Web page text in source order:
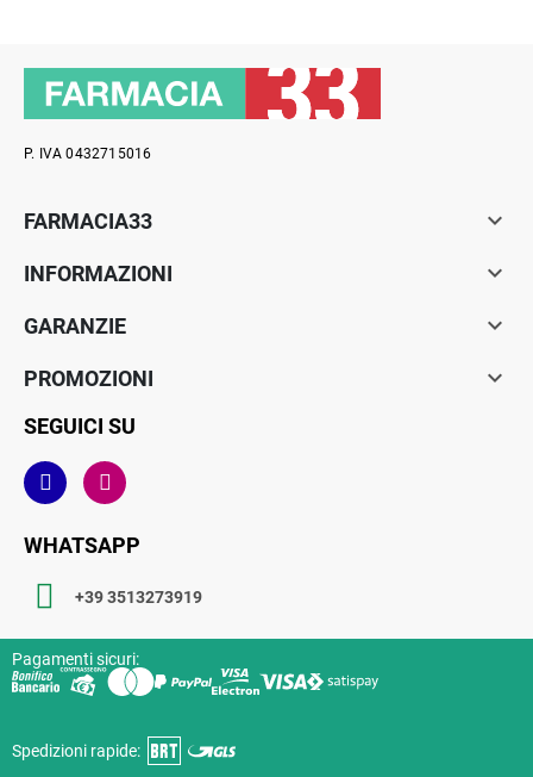
P. IVA 0432715016
FARMACIA33 
INFORMAZIONI 
GARANZIE 
PROMOZIONI 
SEGUICI SU
WHATSAPP
+39 3513273919
Pagamenti sicuri:
Spedizioni rapide: